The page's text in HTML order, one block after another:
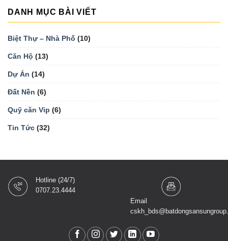
DANH MỤC BÀI VIẾT
Biệt Thự – Nhà Phố (10)
Căn Hộ (13)
Dự Án (14)
Đất Nền (6)
Quỹ căn Vip (6)
Tin Tức (32)
Hotline (24/7)
0707.23.4444
Email